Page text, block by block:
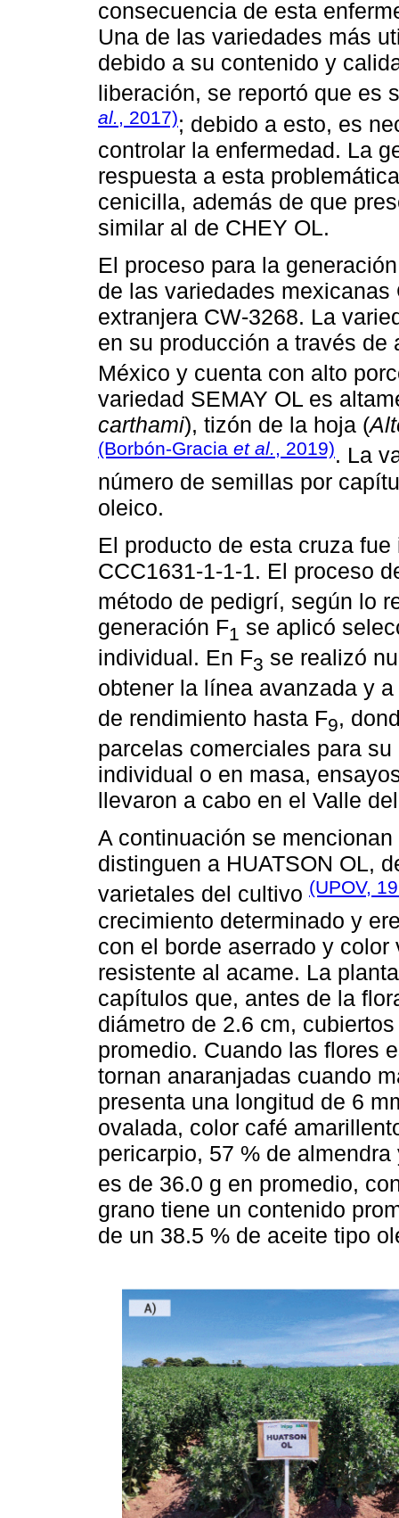
consecuencia de esta
Una de las variedades más
debido a su contenido y
liberación, se reportó que es
al. , 2017); debido a esto, es
controlar la enfermedad. La
respuesta a esta
cenicilla, además de que
similar al de CHEY OL.
El proceso para la
de las variedades
extranjera CW-3268. La
en su producción a través
México y cuenta con alto
variedad SEMAY OL es
carthami), tizón de la hoja (
(Borbón-Gracia et al., 2019). La
número de semillas por
oleico.
El producto de esta cruza
CCC1631-1-1-1. El proceso
método de pedigrí, según lo
generación F1 se aplicó
individual. En F3 se realizó
obtener la línea avanzada y
de rendimiento hasta F9,
parcelas comerciales para
individual o en masa,
llevaron a cabo en el Valle
A continuación se
distinguen a HUATSON OL,
varietales del cultivo (UPOV,
crecimiento determinado y
con el borde aserrado y
resistente al acame. La
capítulos que, antes de la
diámetro de 2.6 cm,
promedio. Cuando las flores
tornan anaranjadas cuando
presenta una longitud de 6
ovalada, color café
pericarpio, 57 % de
es de 36.0 g en promedio,
grano tiene un contenido
de un 38.5 % de aceite tipo